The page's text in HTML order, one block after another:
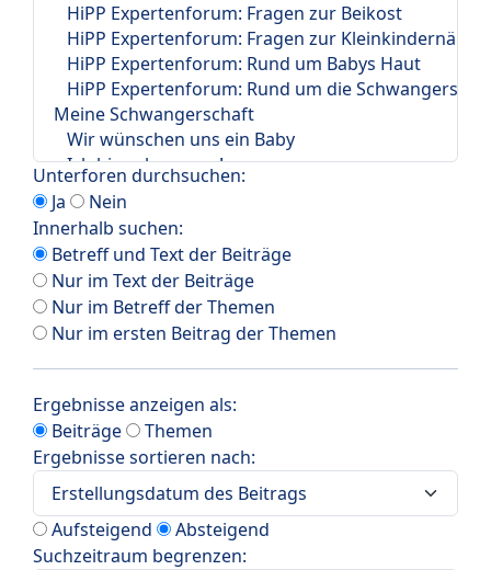
Unterforen durchsuchen:
Ja
Nein
Innerhalb suchen:
Betreff und Text der Beiträge
Nur im Text der Beiträge
Nur im Betreff der Themen
Nur im ersten Beitrag der Themen
Ergebnisse anzeigen als:
Beiträge
Themen
Ergebnisse sortieren nach:
Aufsteigend
Absteigend
Suchzeitraum begrenzen: